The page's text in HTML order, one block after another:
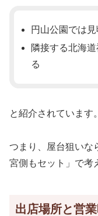
円山公園では
隣接する北海
る
と紹介されています。
つまり、屋台狙いな
宮側もセット」で考
出店場所と営